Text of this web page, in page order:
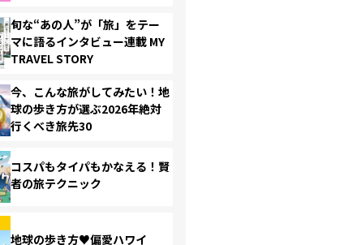
旬な“あの人”が「旅」をテー
マに語るインタビュー連載 MY
TRAVEL STORY
今、こんな旅がしてみたい！地
球の歩き方が選ぶ2026年絶対
行くべき旅先30
コスパもタイパもかなえる！賢
者の旅テクニック
地球の歩き方♥偏愛ハワイ